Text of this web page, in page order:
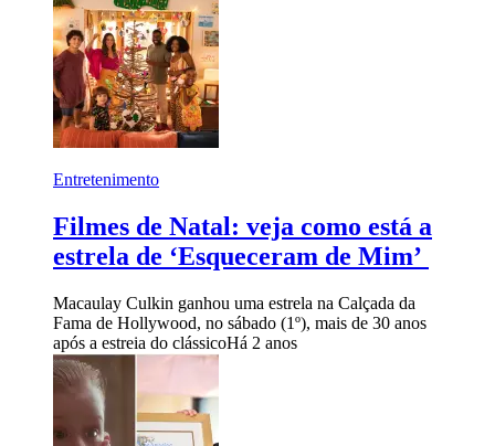
Entretenimento
Filmes de Natal: veja como está a
estrela de ‘Esqueceram de Mim’
Macaulay Culkin ganhou uma estrela na Calçada da
Fama de Hollywood, no sábado (1º), mais de 30 anos
após a estreia do clássicoHá 2 anos